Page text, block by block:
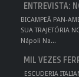
ENTREVISTA:
BICAMPEÃ PAN-
SUA TRAJETÓRIA
Nápoli Na...
MIL VEZES
ESCUDERIA